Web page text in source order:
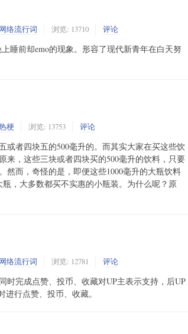
网络流行词 浏览: 13710 评论
睡前却emo的现象。形容了现代新青年在白天努
梗 浏览: 13753 评论
或者四块五的500毫升的。而其实大家在买这些饮
来，这些三块或者四块买的500毫升的饮料，只要
然而，奇怪的是，即便这些1000毫升的大瓶饮料
，大多数都买不实惠的小瓶装。为什么呢？原
网络流行词 浏览: 12781 评论
时完成点赞、投币、收藏对UP主表示支持，后UP
行点赞、投币、收藏。